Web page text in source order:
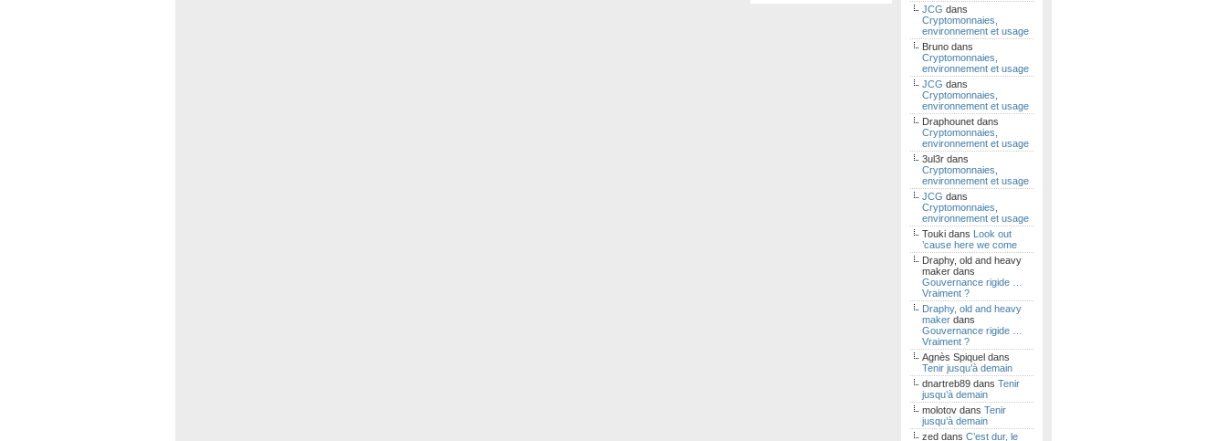
JCG dans
Cryptomonnaies,
environnement et usage
Bruno dans
Cryptomonnaies,
environnement et usage
JCG dans
Cryptomonnaies,
environnement et usage
Draphounet dans
Cryptomonnaies,
environnement et usage
3ul3r dans
Cryptomonnaies,
environnement et usage
JCG dans
Cryptomonnaies,
environnement et usage
Touki dans Look out
’cause here we come
Draphy, old and heavy
maker dans
Gouvernance rigide …
Vraiment ?
Draphy, old and heavy
maker dans
Gouvernance rigide …
Vraiment ?
Agnès Spiquel dans
Tenir jusqu’à demain
dnartreb89 dans Tenir
jusqu’à demain
molotov dans Tenir
jusqu’à demain
zed dans C’est dur, le